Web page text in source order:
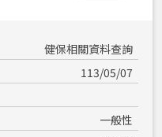
健保相關資料查詢
113/05/07
一般性